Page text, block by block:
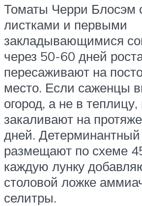
Томаты Черри Блосэм
листками и первыми
закладывающимися
через 50-60 дней
пересаживают на
место. Если саженцы
огород, а не в теплицу,
закаливают на
дней. Детерминантный
размещают по схеме
каждую лунку
столовой ложке
селитры.